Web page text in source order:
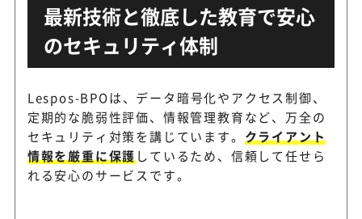
最新技術と徹底した教育で安心
のセキュリティ体制
Lespos-BPOは、データ暗号化やアクセス制御、
定期的な脆弱性評価、情報管理教育など、万全の
セキュリティ対策を講じています。 クライアント
情報を厳重に保護 しているため、信頼して任せら
れる安心のサービスです。